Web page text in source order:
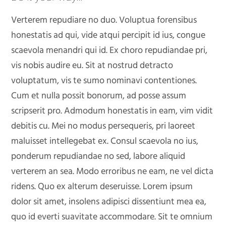
Verterem repudiare no duo. Voluptua forensibus
honestatis ad qui, vide atqui percipit id ius, congue
scaevola menandri qui id. Ex choro repudiandae pri,
vis nobis audire eu. Sit at nostrud detracto
voluptatum, vis te sumo nominavi contentiones.
Cum et nulla possit bonorum, ad posse assum
scripserit pro. Admodum honestatis in eam, vim vidit
debitis cu. Mei no modus persequeris, pri laoreet
maluisset intellegebat ex. Consul scaevola no ius,
ponderum repudiandae no sed, labore aliquid
verterem an sea. Modo erroribus ne eam, ne vel dicta
ridens. Quo ex alterum deseruisse. Lorem ipsum
dolor sit amet, insolens adipisci dissentiunt mea ea,
quo id everti suavitate accommodare. Sit te omnium